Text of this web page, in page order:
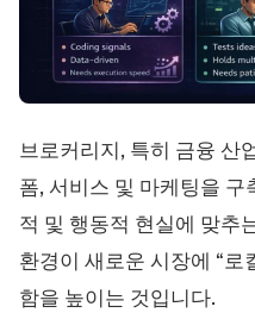
브로커리지, 특히 금융 산
폼, 서비스 및 마케팅을
적 및 행동적 현실에 맞추
환경이 새로운 시장에 “로
함을 높이는 것입니다.